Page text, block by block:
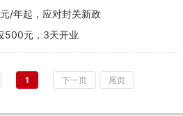
美食
活动
周末去哪儿
/年起，应对封关新政
500元，3天开业
1 下一页 尾页